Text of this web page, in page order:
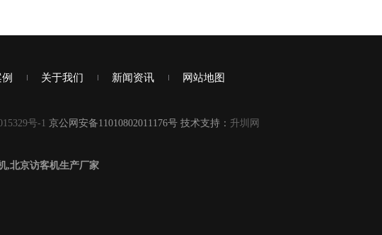
关于我们 新闻资讯 网站地图
号-1 京公网安备11010802011176号 技术支持： 升圳网
,北京访客机生产厂家